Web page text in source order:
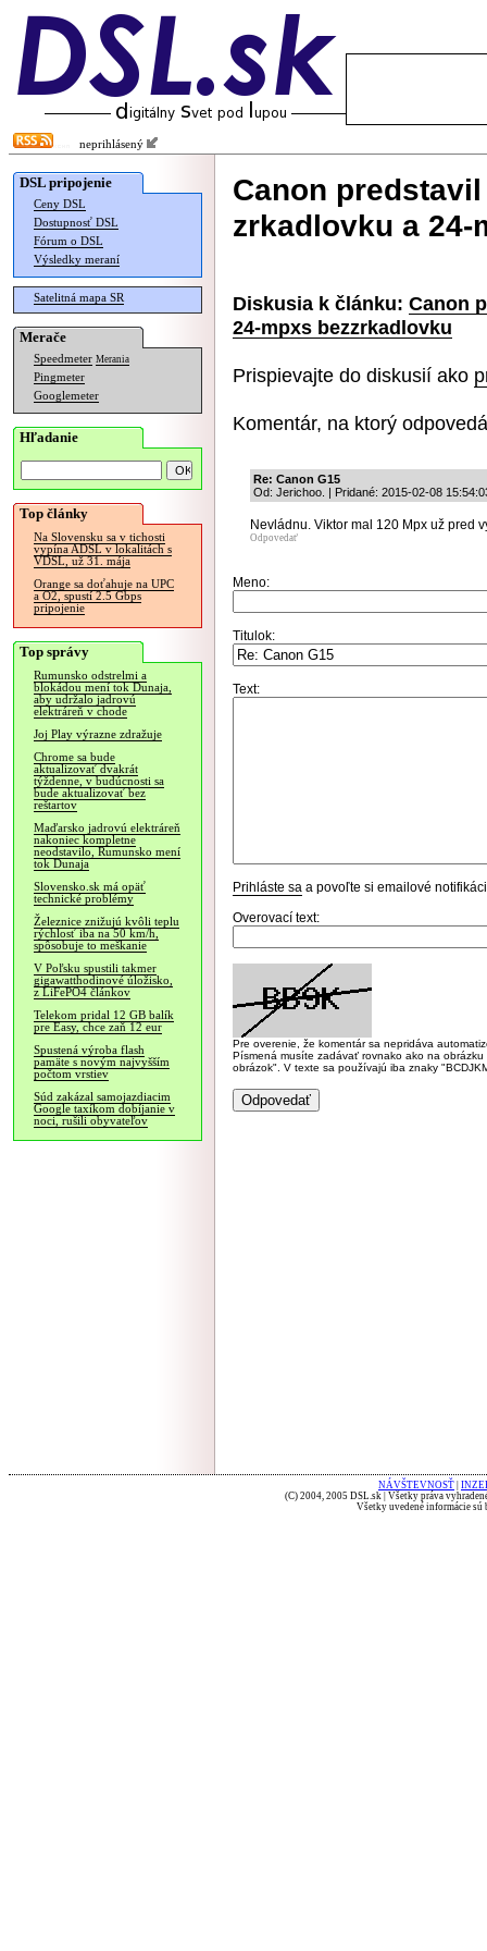
neprihlásený
DSL pripojenie
Ceny DSL
Dostupnosť DSL
Fórum o DSL
Výsledky meraní
Satelitná mapa SR
Merače
Speedmeter Merania
Pingmeter
Googlemeter
Hľadanie
Top články
Na Slovensku sa v tichosti
vypína ADSL v lokalitách s
VDSL, už 31. mája
Orange sa doťahuje na UPC
a O2, spustí 2.5 Gbps
pripojenie
Top správy
Rumunsko odstrelmi a
blokádou mení tok Dunaja,
aby udržalo jadrovú
elektráreň v chode
Joj Play výrazne zdražuje
Chrome sa bude
aktualizovať dvakrát
týždenne, v budúcnosti sa
bude aktualizovať bez
reštartov
Maďarsko jadrovú elektráreň
nakoniec kompletne
neodstavilo, Rumunsko mení
tok Dunaja
Slovensko.sk má opäť
technické problémy
Železnice znižujú kvôli teplu
rýchlosť iba na 50 km/h,
spôsobuje to meškanie
V Poľsku spustili takmer
gigawatthodinové úložisko,
z LiFePO4 článkov
Telekom pridal 12 GB balík
pre Easy, chce zaň 12 eur
Spustená výroba flash
pamäte s novým najvyšším
počtom vrstiev
Súd zakázal samojazdiacim
Google taxíkom dobíjanie v
noci, rušili obyvateľov
Canon
zrkadlovku a
Diskusia k článku: Canon
24-mpxs bezzrkadlovku
Prispievajte do diskusií ako
Komentár, na ktorý
Re: Canon G15
Od: Jerichoo. | Pridané: 2015-02-08
Nevládnu. Viktor mal 120 Mpx už pred
Odpovedať
Meno:
Titulok:
Text:
Prihláste sa a povoľte si emailové
Overovací text:
Pre overenie, že komentár sa nepridáva
Písmená musíte zadávať rovnako ako na
obrázok". V texte sa používajú iba znaky
NÁVŠTEVNOSŤ
(C) 2004, 2005 DSL.sk | Všetky práva
Všetky uvedené informácie sú